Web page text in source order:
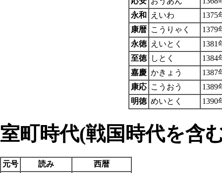
永和
えいわ
1375
康暦 こうりゃく
1379
永徳
えいとく
1381
至徳
しとく
嘉慶 かきょう
康応 こうおう
明徳 めいとく
室町時代(戦国時代を含
元号 読み
西暦